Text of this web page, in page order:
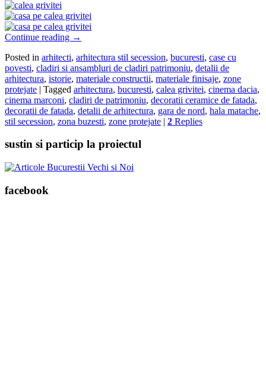
Continue reading →
Posted in arhitecti, arhitectura stil secession, bucuresti, case cu
povesti, cladiri si ansambluri de cladiri patrimoniu, detalii de
arhitectura, istorie, materiale constructii, materiale finisaje, zone
protejate | Tagged arhitectura, bucuresti, calea grivitei, cinema dacia,
cinema marconi, cladiri de patrimoniu, decoratii ceramice de fatada,
decoratii de fatada, detalii de arhitectura, gara de nord, hala matache,
stil secession, zona buzesti, zone protejate | 2 Replies
sustin si particip la proiectul
facebook